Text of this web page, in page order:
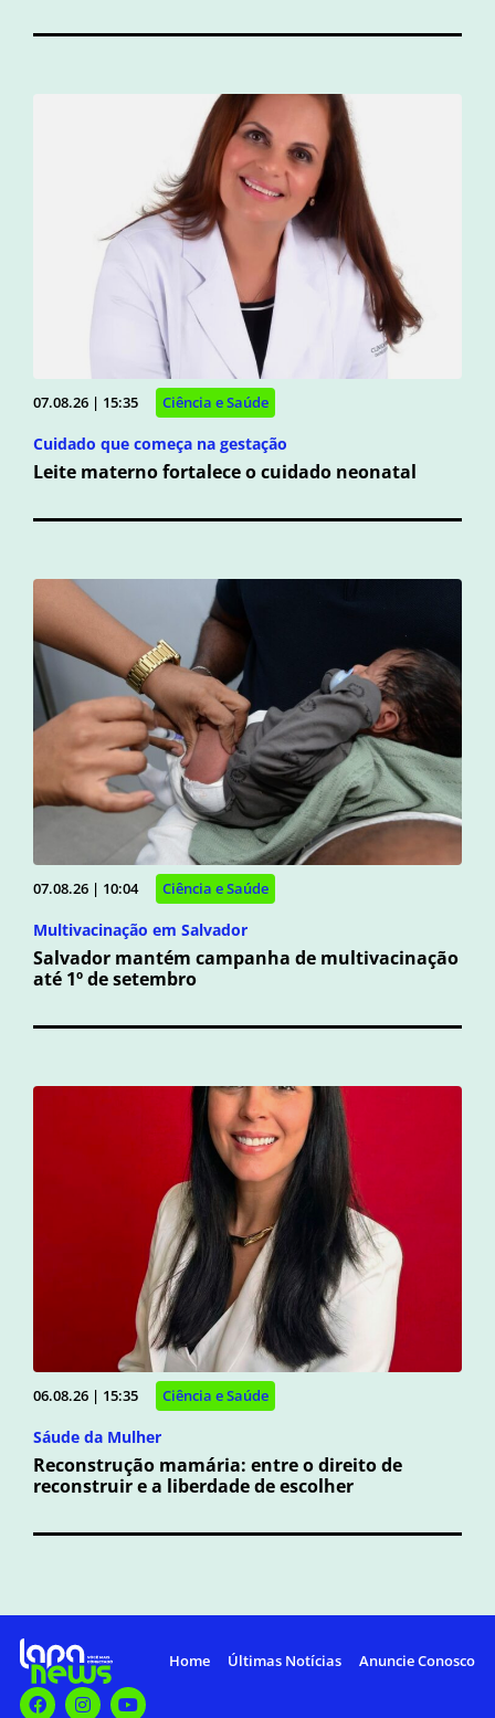
07.08.26 | 15:35 Ciência e Saúde
Cuidado que começa na gestação
Leite materno fortalece o cuidado neonatal
07.08.26 | 10:04 Ciência e Saúde
Multivacinação em Salvador
Salvador mantém campanha de multivacinação
até 1º de setembro
06.08.26 | 15:35 Ciência e Saúde
Sáude da Mulher
Reconstrução mamária: entre o direito de
reconstruir e a liberdade de escolher
Home Últimas Notícias Anuncie Conosco